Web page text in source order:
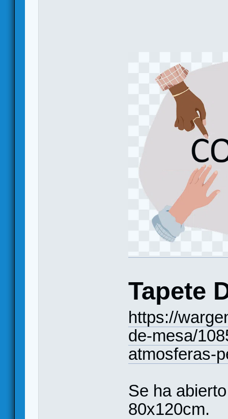
Tapete
https://
de-mesa/
atmosferas-
Se ha
80x120cm.